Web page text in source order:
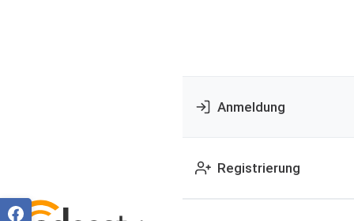
Anmeldung
Registrierung